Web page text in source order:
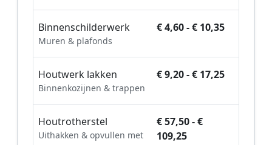
Binnenschilderwerk
Muren & plafonds
€ 4,60 - € 10,35
Houtwerk lakken
Binnenkozijnen & trappen
€ 9,20 - € 17,25
Houtrotherstel
Uithakken & opvullen met
€ 57,50 - €
109,25